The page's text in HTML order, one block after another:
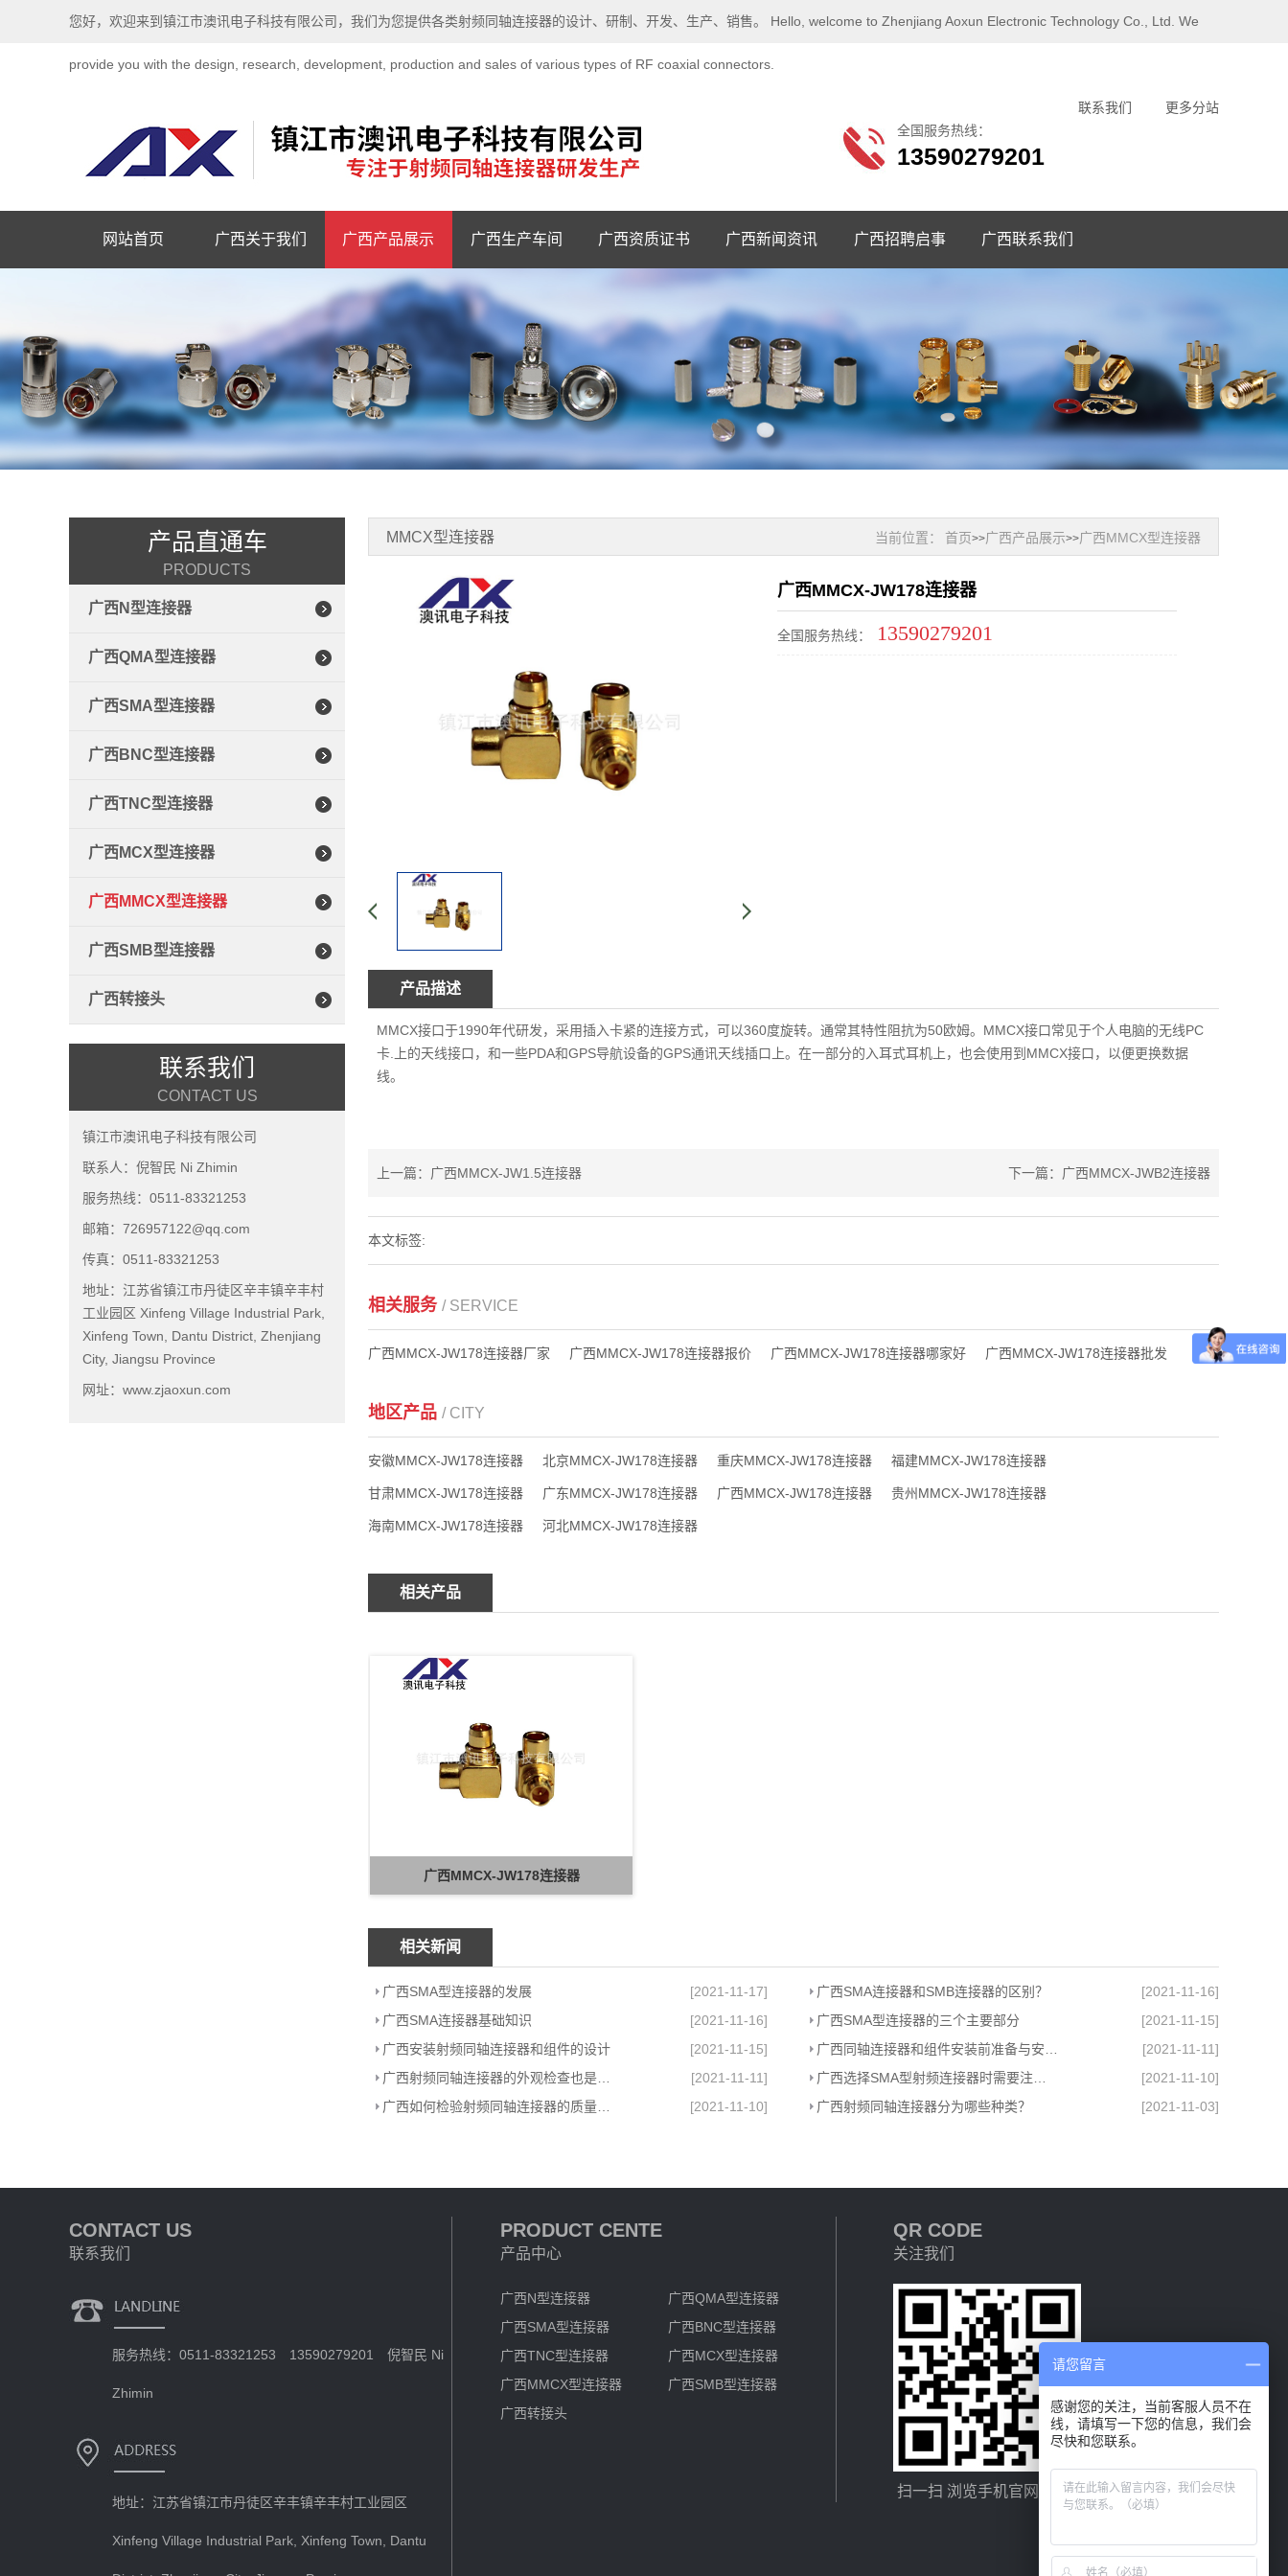
您好，欢迎来到镇江市澳讯电子科技有限公司，我们为您提供各类射频同轴连接器的设计、研制、开发、生产、销售。 Hello, welcome to Zhenjiang Aoxun Electronic Technology Co., Ltd. We
provide you with the design, research, development, production and sales of various types of RF coaxial connectors.
联系我们
更多分站
全国服务热线：
13590279201
网站首页 广西关于我们 广西产品展示 广西生产车间 广西资质证书 广西新闻资讯 广西招聘启事 广西联系我们
产品直通车
PRODUCTS
广西N型连接器
广西QMA型连接器
广西SMA型连接器
广西BNC型连接器
广西TNC型连接器
广西MCX型连接器
广西MMCX型连接器
广西SMB型连接器
广西转接头
联系我们
CONTACT US
镇江市澳讯电子科技有限公司
联系人：倪智民 Ni Zhimin
服务热线：0511-83321253
邮箱：726957122@qq.com
传真：0511-83321253
地址：江苏省镇江市丹徒区辛丰镇辛丰村
工业园区 Xinfeng Village Industrial Park,
Xinfeng Town, Dantu District, Zhenjiang
City, Jiangsu Province
网址：www.zjaoxun.com
MMCX型连接器 当前位置： 首页>>广西产品展示>>广西MMCX型连接器
广西MMCX-JW178连接器
全国服务热线： 13590279201
产品描述
MMCX接口于1990年代研发，采用插入卡紧的连接方式，可以360度旋转。通常其特性阻抗为50欧姆。MMCX接口常见于个人电脑的无线PC
卡.上的天线接口，和一些PDA和GPS导航设备的GPS通讯天线插口上。在一部分的入耳式耳机上，也会使用到MMCX接口，以便更换数据
线。
上一篇：广西MMCX-JW1.5连接器 下一篇：广西MMCX-JWB2连接器
本文标签:
相关服务 / SERVICE
广西MMCX-JW178连接器厂家 广西MMCX-JW178连接器报价 广西MMCX-JW178连接器哪家好 广西MMCX-JW178连接器批发
地区产品 / CITY
安徽MMCX-JW178连接器 北京MMCX-JW178连接器 重庆MMCX-JW178连接器 福建MMCX-JW178连接器
甘肃MMCX-JW178连接器 广东MMCX-JW178连接器 广西MMCX-JW178连接器 贵州MMCX-JW178连接器
海南MMCX-JW178连接器 河北MMCX-JW178连接器
相关产品
广西MMCX-JW178连接器
相关新闻
广西SMA型连接器的发展 [2021-11-17] 广西SMA连接器和SMB连接器的区别？
[2021-11-16]
广西SMA连接器基础知识
[2021-11-16] 广西SMA型连接器的三个主要部分
[2021-11-15]
广西安装射频同轴连接器和组件的设计
[2021-11-15] 广西同轴连接器和组件安装前准备与安装设计
[2021-11-11]
广西射频同轴连接器的外观检查也是重要环节
[2021-11-11] 广西选择SMA型射频连接器时需要注意哪些参数？
[2021-11-10]
广西如何检验射频同轴连接器的质量好坏
[2021-11-10] 广西射频同轴连接器分为哪些种类？ [2021-11-03]
CONTACT US
联系我们
服务热线：0511-83321253 13590279201 倪智民 Ni
Zhimin
地址：江苏省镇江市丹徒区辛丰镇辛丰村工业园区
Xinfeng Village Industrial Park, Xinfeng Town, Dantu
PRODUCT CENTE
产品中心
广西N型连接器
广西QMA型连接器
广西SMA型连接器
广西BNC型连接器
广西TNC型连接器
广西MCX型连接器
广西MMCX型连接器
广西SMB型连接器
广西转接头
QR CODE
关注我们
扫一扫 浏览手机官网
请您留言
感谢您的关注，当前客服人员不在
线，请填写一下您的信息，我们会
尽快和您联系。